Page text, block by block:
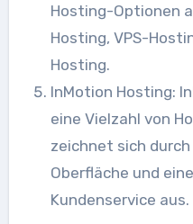
Hosting-Optionen
Hosting, VPS-
Hosting.
InMotion Hosting:
eine Vielzahl von
zeichnet sich
Oberfläche und
Kundenservice aus.